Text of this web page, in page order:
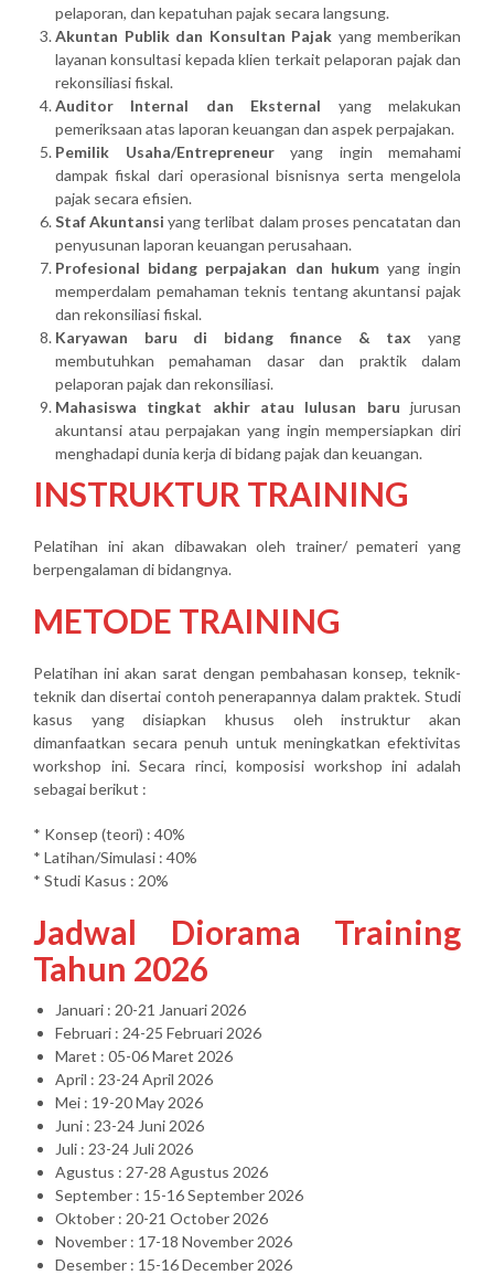
pelaporan, dan kepatuhan pajak secara langsung.
Akuntan Publik dan Konsultan Pajak yang memberikan
layanan konsultasi kepada klien terkait pelaporan pajak dan
rekonsiliasi fiskal.
Auditor Internal dan Eksternal yang melakukan
pemeriksaan atas laporan keuangan dan aspek perpajakan.
Pemilik Usaha/Entrepreneuryang ingin memahami
dampak fiskal dari operasional bisnisnya serta mengelola
pajak secara efisien.
Staf Akuntansi yang terlibat dalam proses pencatatan dan
penyusunan laporan keuangan perusahaan.
Profesional bidang perpajakan dan hukumyang ingin
memperdalam pemahaman teknis tentang akuntansi pajak
dan rekonsiliasi fiskal.
Karyawan baru di bidang finance & tax yang
membutuhkan pemahaman dasar dan praktik dalam
pelaporan pajak dan rekonsiliasi.
Mahasiswa tingkat akhir atau lulusan baru jurusan
akuntansi atau perpajakan yang ingin mempersiapkan diri
menghadapi dunia kerja di bidang pajak dan keuangan.
INSTRUKTUR TRAINING
Pelatihan ini akan dibawakan oleh trainer/ pemateri yang
berpengalaman di bidangnya.
METODE TRAINING
Pelatihan ini akan sarat dengan pembahasan konsep, teknik-
teknik dan disertai contoh penerapannya dalam praktek. Studi
kasus yang disiapkan khusus oleh instruktur akan
dimanfaatkan secara penuh untuk meningkatkan efektivitas
workshop ini. Secara rinci, komposisi workshop ini adalah
sebagai berikut :
* Konsep (teori) : 40%
* Latihan/Simulasi : 40%
* Studi Kasus : 20%
Jadwal Diorama Training
Tahun 2026
Januari : 20-21 Januari 2026
Februari : 24-25 Februari 2026
Maret : 05-06 Maret 2026
April : 23-24 April 2026
Mei : 19-20 May 2026
Juni : 23-24 Juni 2026
Juli : 23-24 Juli 2026
Agustus : 27-28 Agustus 2026
September : 15-16 September 2026
Oktober : 20-21 October 2026
November : 17-18 November 2026
Desember : 15-16 December 2026